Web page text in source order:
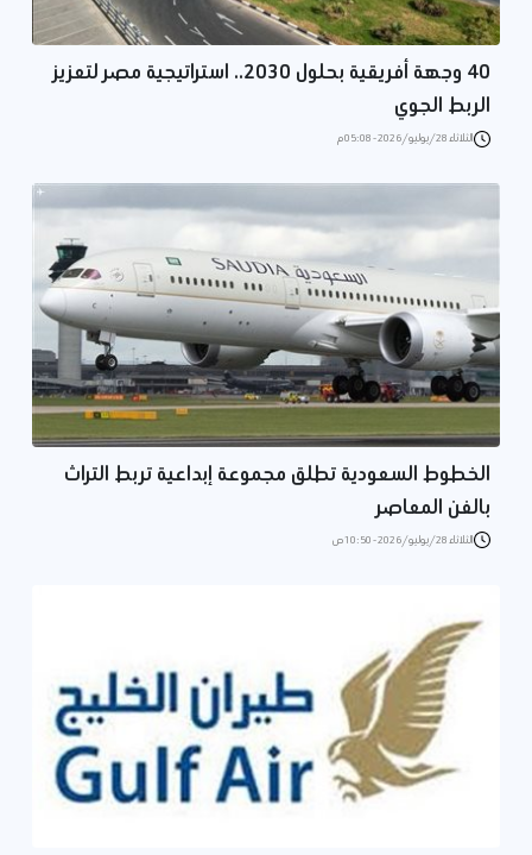
40 وجهة أفريقية بحلول 2030.. استراتيجية مصر لتعزيز
الربط الجوي
الثلاثاء 28/يوليو/2026 - 05:08 م
الخطوط السعودية تطلق مجموعة إبداعية تربط التراث
بالفن المعاصر
الثلاثاء 28/يوليو/2026 - 10:50 ص